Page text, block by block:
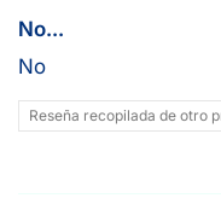
No...
No
Reseña recopilada de otro